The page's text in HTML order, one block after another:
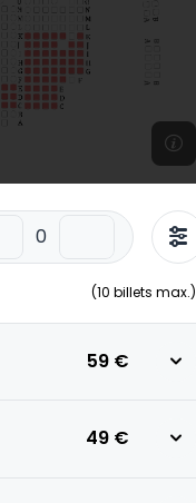
(10 billets max.)
59 €
49 €